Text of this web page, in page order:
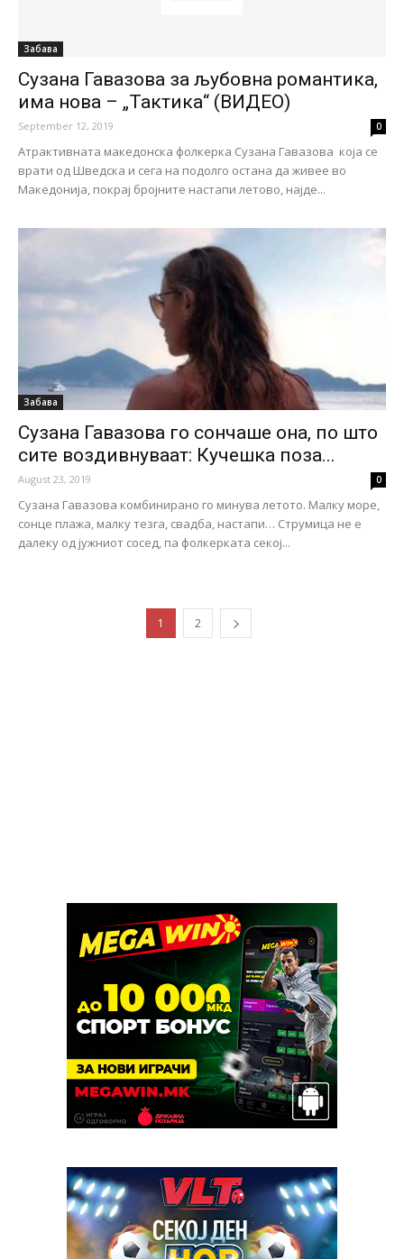
Забава
Сузана Гавазова за љубовна романтика,
има нова – „Тактика“ (ВИДЕО)
September 12, 2019 0
Атрактивната македонска фолкерка Сузана Гавазова која се
врати од Шведска и сега на подолго остана да живее во
Македонија, покрај бројните настапи летово, најде...
Забава
Сузана Гавазова го сончаше она, по што
сите воздивнуваат: Кучешка поза...
August 23, 2019 0
Сузана Гавазова комбинирано го минува летото. Малку море,
сонце плажа, малку тезга, свадба, настапи… Струмица не е
далеку од јужниот сосед, па фолкерката секој...
1 2